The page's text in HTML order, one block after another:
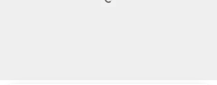
Loading…